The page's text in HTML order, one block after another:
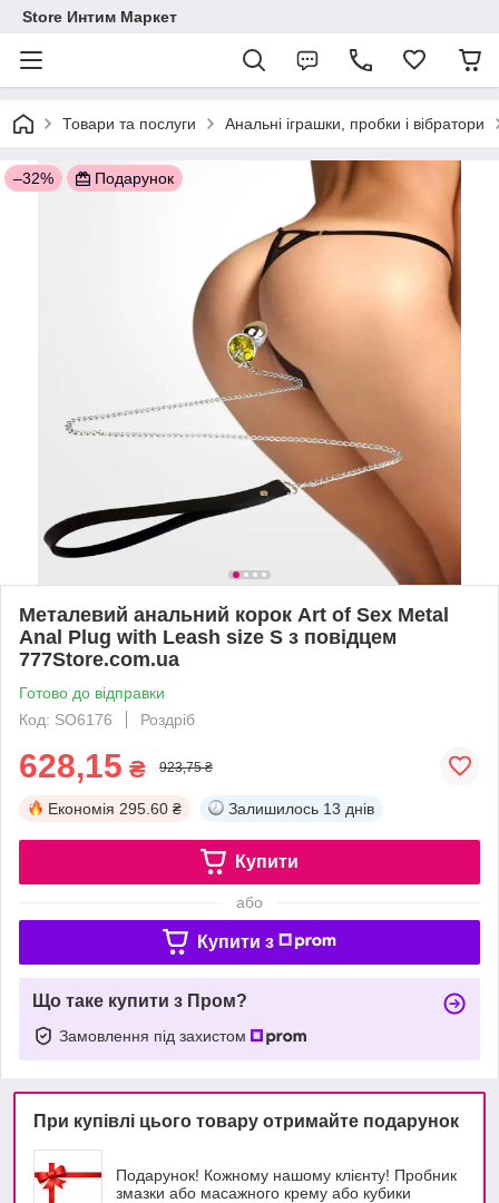
Store Интим Маркет
Товари та послуги Анальні іграшки, пробки і вібратори
–32% Подарунок
Металевий анальний корок Art of Sex Metal
Anal Plug with Leash size S з повідцем
777Store.com.ua
Готово до відправки
Код: SO6176
Роздріб
628,15 ₴ 923,75 ₴
Економія 295.60 ₴ Залишилось 13 днів
Купити
або
Купити з
Що таке купити з Пром?
Замовлення під захистом
При купівлі цього товару отримайте подарунок
Подарунок! Кожному нашому клієнту! Пробник
змазки або масажного крему або кубики